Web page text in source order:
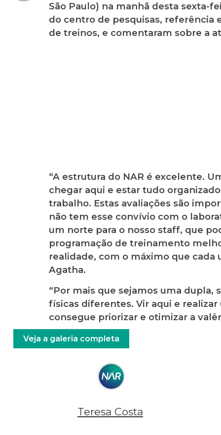
São Paulo) na manhã desta sexta-
do centro de pesquisas, referência
de treinos, e comentaram sobre a
“A estrutura do NAR é excelente.
chegar aqui e estar tudo
trabalho. Estas avaliações são
não tem esse convívio com o
um norte para o nosso staff, que
programação de treinamento
realidade, com o máximo que cada
Agatha.
“Por mais que sejamos uma
físicas diferentes. Vir aqui e
consegue priorizar e otimizar a
Veja a galeria completa
Teresa Costa